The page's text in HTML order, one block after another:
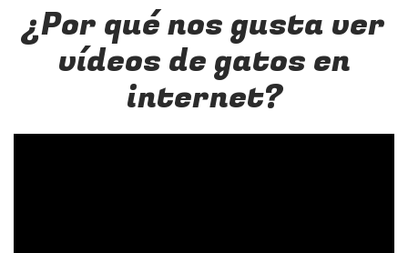
¿Por qué nos gusta ver
vídeos de gatos en
internet?